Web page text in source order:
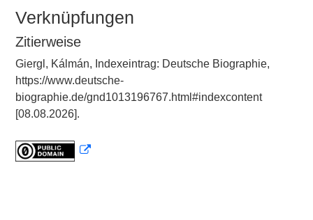
Verknüpfungen
Zitierweise
Giergl, Kálmán, Indexeintrag: Deutsche Biographie,
https://www.deutsche-
biographie.de/gnd1013196767.html#indexcontent
[08.08.2026].